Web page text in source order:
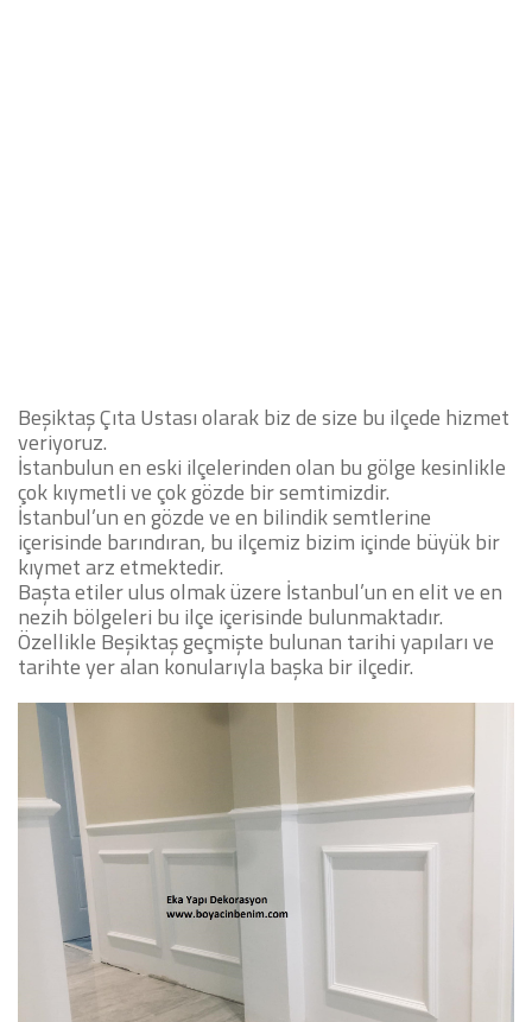
Beşiktaş Çıta Ustasıolarak biz de size bu ilçede hizmet
veriyoruz.
İstanbulun en eski ilçelerinden olan bu gölge kesinlikle
çok kıymetli ve çok gözde bir semtimizdir.
İstanbul’un en gözde ve en bilindik semtlerine
içerisinde barındıran, bu ilçemiz bizim içinde büyük bir
kıymet arz etmektedir.
Başta etiler ulus olmak üzere İstanbul’un en elit ve en
nezih bölgeleri bu ilçe içerisinde bulunmaktadır.
Özellikle Beşiktaş geçmişte bulunan tarihi yapıları ve
tarihte yer alan konularıyla başka bir ilçedir.